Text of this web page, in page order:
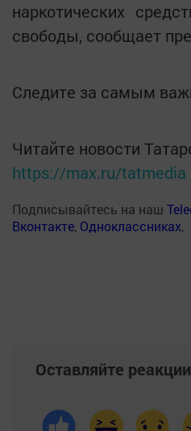
наркотических
свободы, сообщает
Следите за самым
Читайте новости
https://max.ru/tatmedia
Подписывайтесь на наш
Вконтакте, Одноклассниках,
Оставляйте реакции